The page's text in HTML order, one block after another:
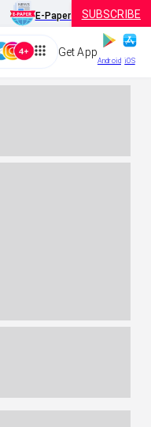
E-Paper SUBSCRIBE
Get App
Android iOS